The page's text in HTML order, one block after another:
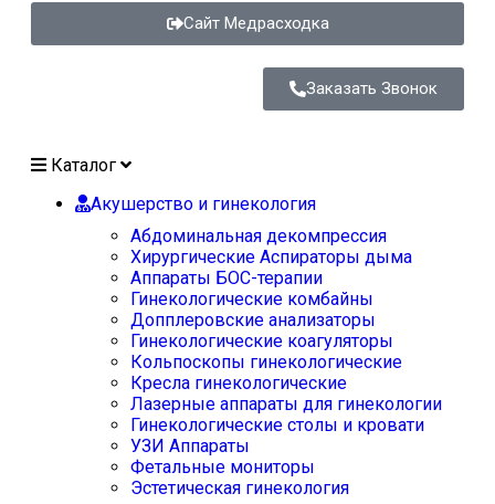
Сайт Медрасходка
Заказать Звонок
Каталог
Акушерство и гинекология
Абдоминальная декомпрессия
Хирургические Аспираторы дыма
Аппараты БОС-терапии
Гинекологические комбайны
Допплеровские анализаторы
Гинекологические коагуляторы
Кольпоскопы гинекологические
Кресла гинекологические
Лазерные аппараты для гинекологии
Гинекологические столы и кровати
УЗИ Аппараты
Фетальные мониторы
Эстетическая гинекология